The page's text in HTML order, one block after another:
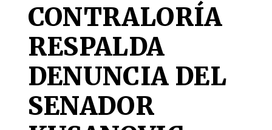
CONTRALORÍA
RESPALDA
DENUNCIA DEL
SENADOR